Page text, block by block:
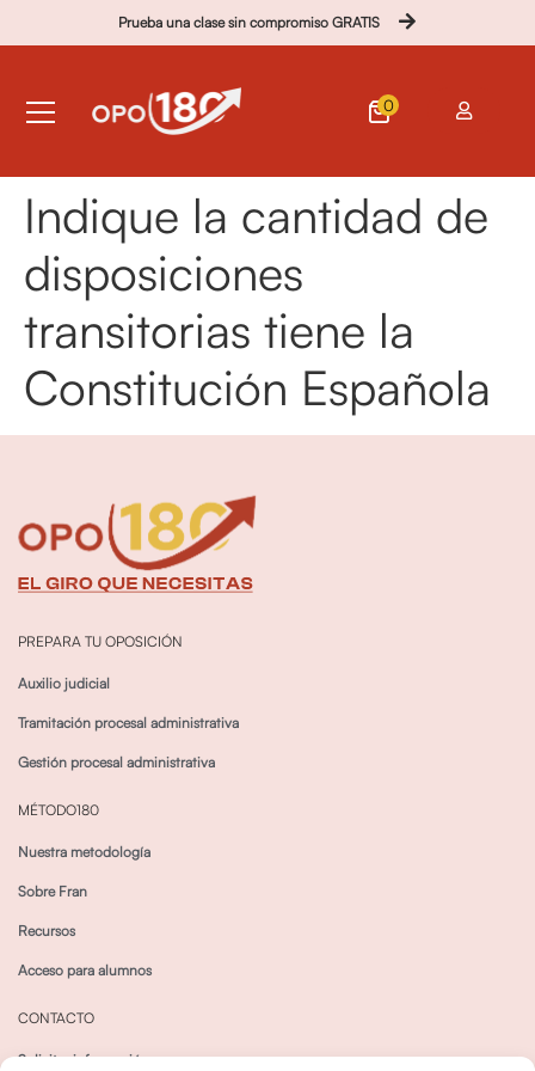
Prueba una clase sin compromiso GRATIS
0
Indique la cantidad de
disposiciones
transitorias tiene la
Constitución Española
PREPARA TU OPOSICIÓN
Auxilio judicial
Tramitación procesal administrativa
Gestión procesal administrativa
MÉTODO180
Nuestra metodología
Sobre Fran
Recursos
Acceso para alumnos
CONTACTO
Solicitar información